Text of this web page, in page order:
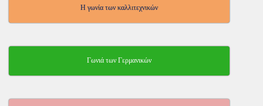
Η γωνία των καλλιτεχνικών
Γωνιά των Γερμανικών